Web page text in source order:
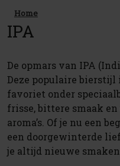
Home
IPA
De opmars van IPA
Deze populaire
favoriet onder
frisse, bittere smaak
aroma’s. Of je nu een
een doorgewinterde
je altijd nieuwe smaken.